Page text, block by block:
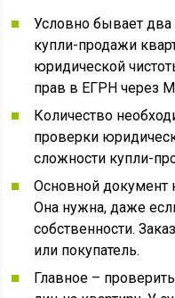
Условно бывает
купли-продажи
юридической
прав в ЕГРН через
Количество
проверки
сложности купли-
Основной документ
Она нужна, даже
собственности.
или покупатель.
Главное –